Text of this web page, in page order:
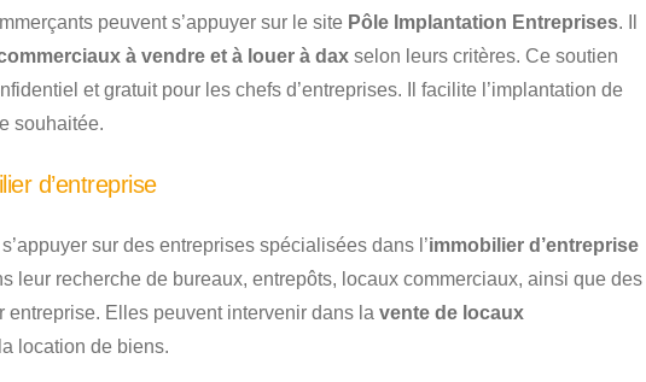
peuvent s’appuyer sur le site Pôle Implantation Entreprises. Il
à vendre et à louer à dax selon leurs critères. Ce soutien
et gratuit pour les chefs d’entreprises. Il facilite l’implantation de
souhaitée.
d’entreprise
sur des entreprises spécialisées dans l’immobilier d’entreprise
leur recherche de bureaux, entrepôts, locaux commerciaux, ainsi que des
entreprise. Elles peuvent intervenir dans la vente de locaux
location de biens.